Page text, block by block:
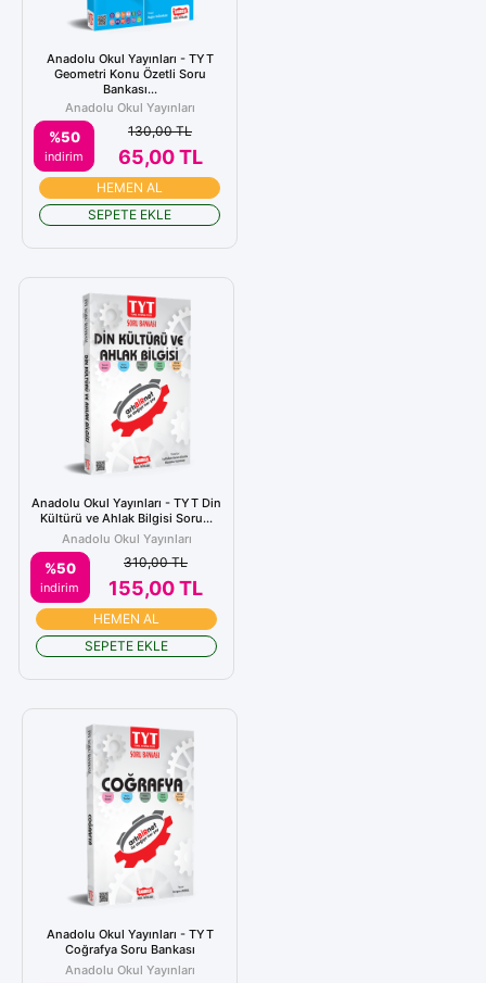
Anadolu Okul Yayınları - TYT
Geometri Konu Özetli Soru
Bankası...
Anadolu Okul Yayınları
%50
indirim
130,00 TL
65,00 TL
HEMEN AL
SEPETE EKLE
Anadolu Okul Yayınları - TYT Din
Kültürü ve Ahlak Bilgisi Soru...
Anadolu Okul Yayınları
%50
indirim
310,00 TL
155,00 TL
HEMEN AL
SEPETE EKLE
Anadolu Okul Yayınları - TYT
Coğrafya Soru Bankası
Anadolu Okul Yayınları